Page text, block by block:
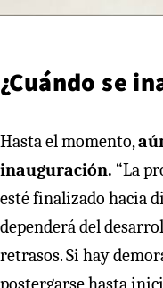
¿Cuándo se
Hasta el momento,
inauguración. “La
esté finalizado hacia
dependerá del
retrasos. Si hay